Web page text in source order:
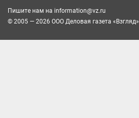
Пишите нам на information@vz.ru
© 2005 — 2026 ООО Деловая газета «Взгляд»